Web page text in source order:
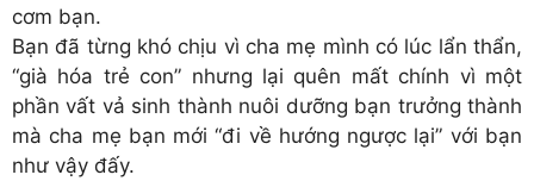
cơm bạn.
Bạn đã từng khó chịu vì cha mẹ mình có lúc lẩn thẩn,
“già hóa trẻ con” nhưng lại quên mất chính vì một
phần vất vả sinh thành nuôi dưỡng bạn trưởng thành
mà cha mẹ bạn mới “đi về hướng ngược lại” với bạn
như vậy đấy.